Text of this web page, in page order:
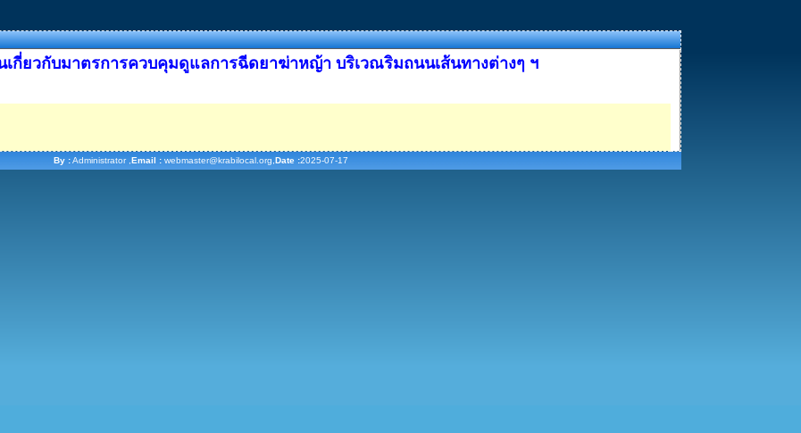
เกี่ยวกับมาตรการควบคุมดูแลการฉีดยาฆ่าหญ้า บริเวณริมถนนเส้นทางต่างๆ ฯ
By :Administrator , Email : webmaster@krabilocal.org, Date :2025-07-17